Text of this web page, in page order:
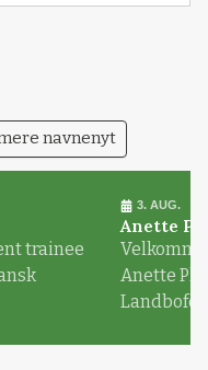
navnenyt
trainee
3. AUG.
Anette
Anette